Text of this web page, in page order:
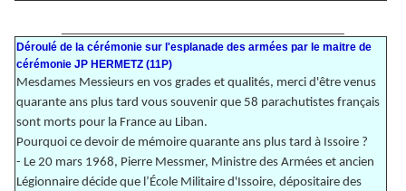
Déroulé de la cérémonie sur l'esplanade des armées par le maitre de
cérémonie JP HERMETZ (11P)
Mesdames Messieurs en vos grades et qualités, merci d'être venus
quarante ans plus tard vous souvenir que 58 parachutistes français
sont morts pour la France au Liban.
Pourquoi ce devoir de mémoire quarante ans plus tard à Issoire ?
- Le 20 mars 1968, Pierre Messmer, Ministre des Armées et ancien
Légionnaire décide que l’École Militaire d'Issoire, dépositaire des